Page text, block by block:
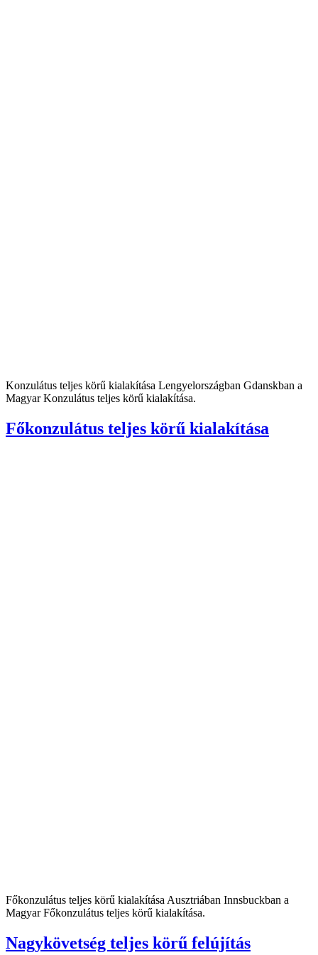
Konzulátus teljes körű kialakítása Lengyelországban Gdanskban a
Magyar Konzulátus teljes körű kialakítása.
Főkonzulátus teljes körű kialakítása
Főkonzulátus teljes körű kialakítása Ausztriában Innsbuckban a
Magyar Főkonzulátus teljes körű kialakítása.
Nagykövetség teljes körű felújítás